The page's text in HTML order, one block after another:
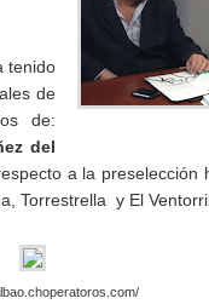
tenido
de
de:
del
a la
Torrestrella y El